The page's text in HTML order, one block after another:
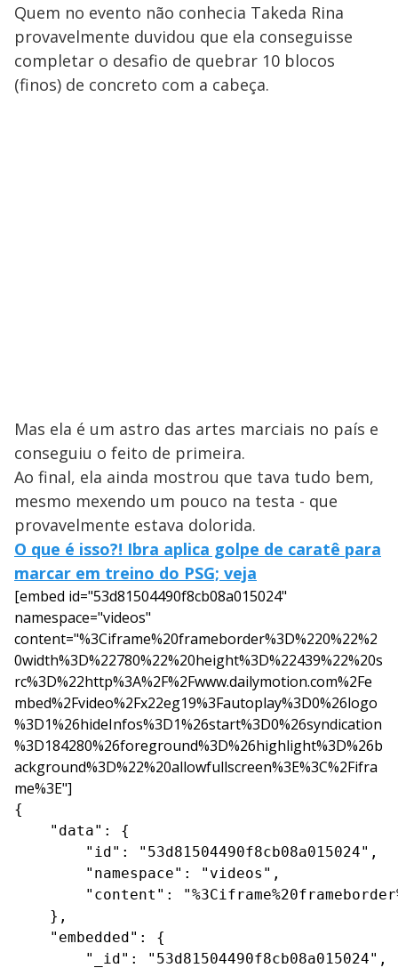
Quem no evento não conhecia Takeda Rina
provavelmente duvidou que ela conseguisse
completar o desafio de quebrar 10 blocos
(finos) de concreto com a cabeça.
Mas ela é um astro das artes marciais no país e
conseguiu o feito de primeira.
Ao final, ela ainda mostrou que tava tudo bem,
mesmo mexendo um pouco na testa - que
provavelmente estava dolorida.
O que é isso?! Ibra aplica golpe de caratê para
marcar em treino do PSG; veja
[embed id="53d81504490f8cb08a015024"
namespace="videos"
content="%3Ciframe%20frameborder%3D%220%22%2
0width%3D%22780%22%20height%3D%22439%22%20s
rc%3D%22http%3A%2F%2Fwww.dailymotion.com%2Fe
mbed%2Fvideo%2Fx22eg19%3Fautoplay%3D0%26logo
%3D1%26hideInfos%3D1%26start%3D0%26syndication
%3D184280%26foreground%3D%26highlight%3D%26b
ackground%3D%22%20allowfullscreen%3E%3C%2Fifra
me%3E"]
{
    "data": {
        "id": "53d81504490f8cb08a015024",
        "namespace": "videos",
"content":
    },
    "embedded": {
        "_id": "53d81504490f8cb08a015024",